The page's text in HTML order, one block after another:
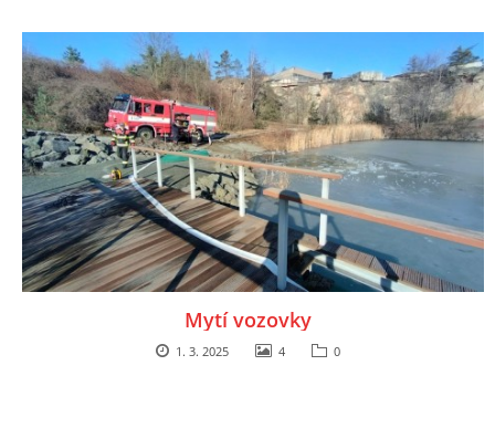
Mytí vozovky
1. 3. 2025 4 0